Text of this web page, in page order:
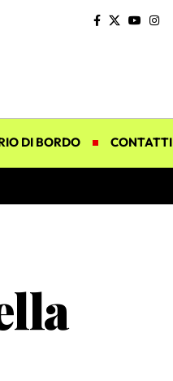
DI BORDO CONTATTI